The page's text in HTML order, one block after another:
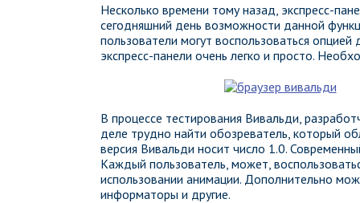
Несколько времени тому назад, экспресс-
сегодняшний день возможности данной
пользователи могут воспользоваться
экспресс-панели очень легко и просто.
В процессе тестирования Вивальди,
деле трудно найти обозреватель, который
версия Вивальди носит число 1.0.
Каждый пользователь, может,
использовании анимации. Дополнительно
информаторы и другие.